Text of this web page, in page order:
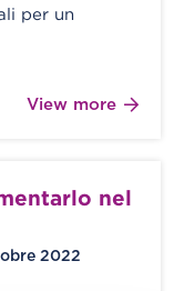
per un
View more
nel
2022